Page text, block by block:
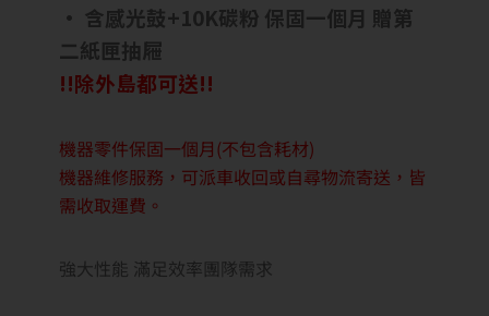
• 含感光鼓+10K碳粉 保固一個月 贈第
二紙匣抽屜
!!除外島都可送!!
機器零件保固一個月(不包含耗材)
機器維修服務，可派車收回或自尋物流寄送，皆
需收取運費。
強大性能 滿足效率團隊需求